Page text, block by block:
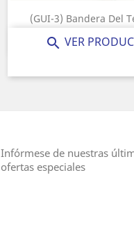
(GUI-3) Bandera Del
Precio
25,00 €
 VER
Infórmese de nuestras
ofertas especiales